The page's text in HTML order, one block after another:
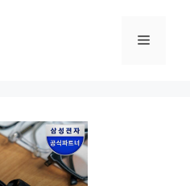
메